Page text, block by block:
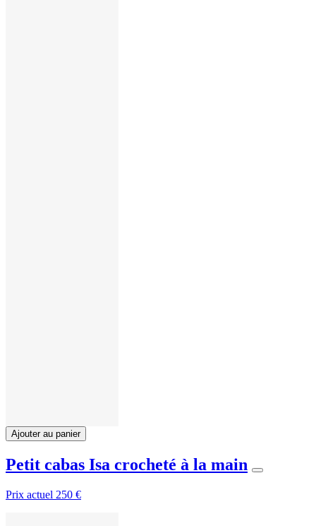
Ajouter au panier
Petit cabas Isa crocheté à la main
Prix actuel 250 €